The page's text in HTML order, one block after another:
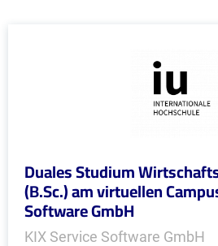
Duales Studium
(B.Sc.) am virtuellen
Software GmbH
KIX Service Software GmbH